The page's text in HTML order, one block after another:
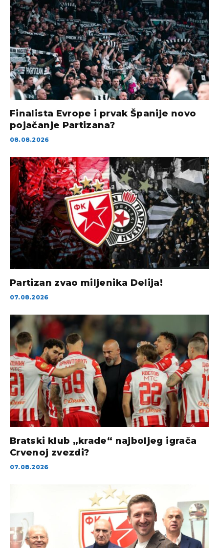
Finalista Evrope i prvak Španije novo
pojačanje Partizana?
08.08.2026
Partizan zvao miljenika Delija!
07.08.2026
Bratski klub „krade“ najboljeg igrača
Crvenoj zvezdi?
07.08.2026